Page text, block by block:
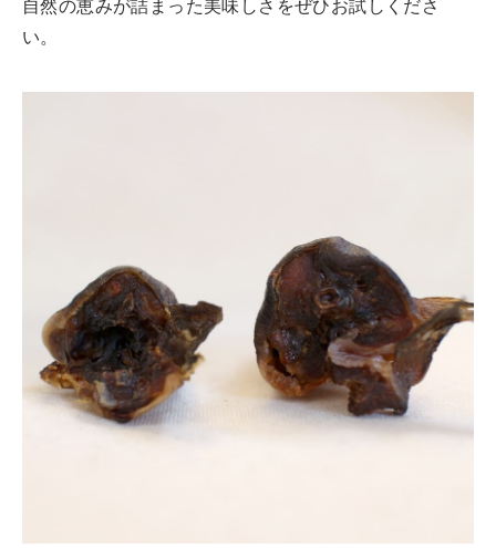
自然の恵みが詰まった美味しさをぜひお試しくださ
い。